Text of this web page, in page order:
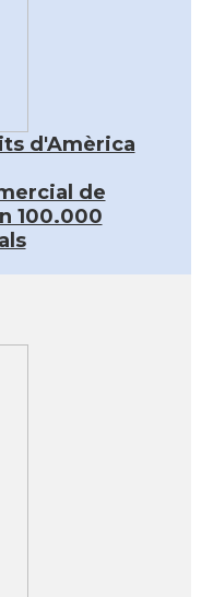
d'Amèrica
de
100.000